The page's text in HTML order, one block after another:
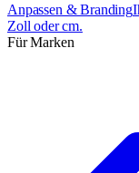
Anpassen & Branding
Zoll oder cm.
Für Marken